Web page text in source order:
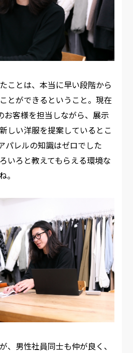
ことは、本当に早い段階から
とができるということ。現在
お客様を担当しながら、展示
しい洋服を提案しているとこ
パレルの知識はゼロでした
いろと教えてもらえる環境な
。​
、男性社員同士も仲が良く、